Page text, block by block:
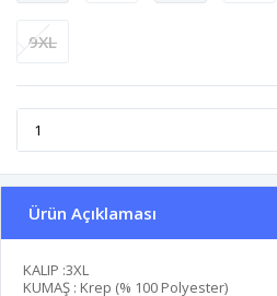
9XL
Ürün Açıklaması
KALIP :3XL
KUMAŞ : Krep (% 100 Polyester)